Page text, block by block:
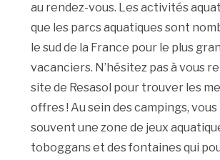
au rendez-vous. Les activités
que les parcs aquatiques sont
le sud de la France pour le plus
vacanciers. N’hésitez pas à vous
site de Resasol pour trouver les
offres ! Au sein des campings,
souvent une zone de jeux
toboggans et des fontaines qui